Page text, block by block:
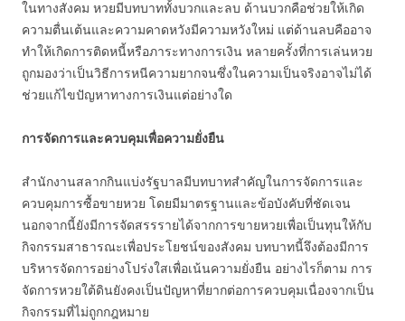
ในทางสังคม หวยมีบทบาททั้งบวกและลบ ด้านบวกคือช่วยให้เกิด
ความตื่นเต้นและความคาดหวังมีความหวังใหม่ แต่ด้านลบคืออาจ
ทำให้เกิดการติดหนี้หรือภาระทางการเงิน หลายครั้งที่การเล่นหวย
ถูกมองว่าเป็นวิธีการหนีความยากจนซึ่งในความเป็นจริงอาจไม่ได้
ช่วยแก้ไขปัญหาทางการเงินแต่อย่างใด
การจัดการและควบคุมเพื่อความยั่งยืน
สำนักงานสลากกินแบ่งรัฐบาลมีบทบาทสำคัญในการจัดการและ
ควบคุมการซื้อขายหวย โดยมีมาตรฐานและข้อบังคับที่ชัดเจน
นอกจากนี้ยังมีการจัดสรรรายได้จากการขายหวยเพื่อเป็นทุนให้กับ
กิจกรรมสาธารณะเพื่อประโยชน์ของสังคม บทบาทนี้จึงต้องมีการ
บริหารจัดการอย่างโปร่งใสเพื่อเน้นความยั่งยืน อย่างไรก็ตาม การ
จัดการหวยใต้ดินยังคงเป็นปัญหาที่ยากต่อการควบคุมเนื่องจากเป็น
กิจกรรมที่ไม่ถูกกฎหมาย